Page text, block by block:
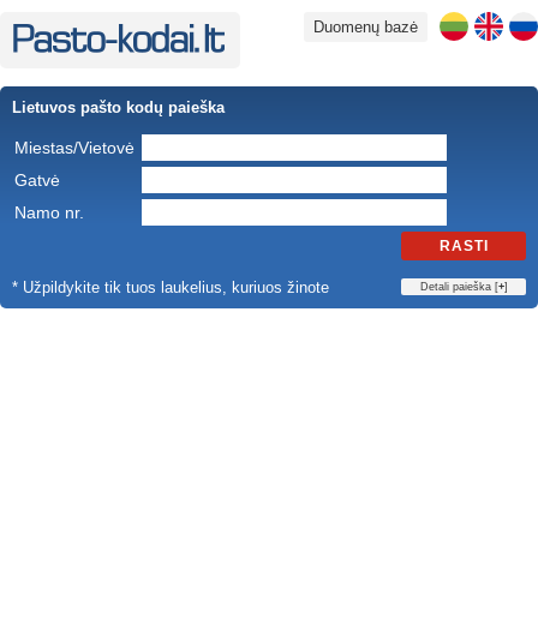
Duomenų bazė
Lietuvos pašto kodų paieška
Miestas/Vietovė
Gatvė
Namo nr.
RASTI
* Užpildykite tik tuos laukelius, kuriuos žinote Detali paieška [+]